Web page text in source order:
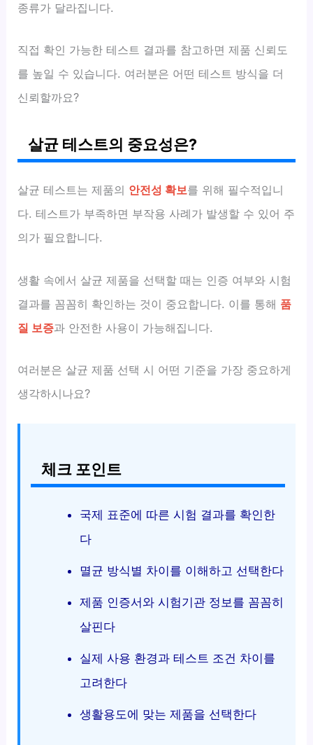
종류가 달라집니다.
직접 확인 가능한 테스트 결과를 참고하면 제품 신뢰도
를 높일 수 있습니다. 여러분은 어떤 테스트 방식을 더
신뢰할까요?
살균 테스트의 중요성은?
살균 테스트는 제품의 안전성 확보를 위해 필수적입니
다. 테스트가 부족하면 부작용 사례가 발생할 수 있어 주
의가 필요합니다.
생활 속에서 살균 제품을 선택할 때는 인증 여부와 시험
결과를 꼼꼼히 확인하는 것이 중요합니다. 이를 통해 품
질 보증과 안전한 사용이 가능해집니다.
여러분은 살균 제품 선택 시 어떤 기준을 가장 중요하게
생각하시나요?
체크 포인트
국제 표준에 따른 시험 결과를 확인한
다
멸균 방식별 차이를 이해하고 선택한다
제품 인증서와 시험기관 정보를 꼼꼼히
살핀다
실제 사용 환경과 테스트 조건 차이를
고려한다
생활용도에 맞는 제품을 선택한다